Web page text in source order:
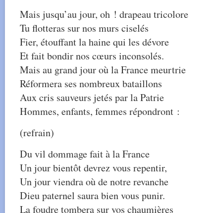
Mais jusqu’au jour, oh ! drapeau tricolore
Tu flotteras sur nos murs ciselés
Fier, étouffant la haine qui les dévore
Et fait bondir nos cœurs inconsolés.
Mais au grand jour où la France meurtrie
Réformera ses nombreux bataillons
Aux cris sauveurs jetés par la Patrie
Hommes, enfants, femmes répondront :
(refrain)
Du vil dommage fait à la France
Un jour bientôt devrez vous repentir,
Un jour viendra où de notre revanche
Dieu paternel saura bien vous punir.
La foudre tombera sur vos chaumières